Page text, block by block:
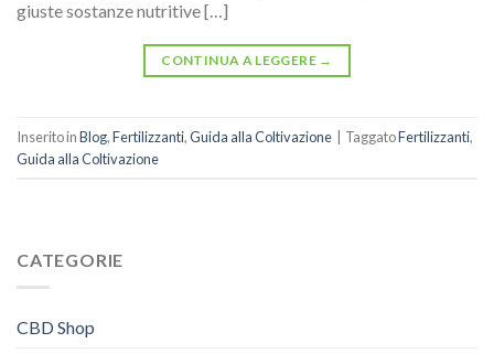
giuste sostanze nutritive […]
CONTINUA A LEGGERE →
Inserito inBlog,Fertilizzanti,Guida alla Coltivazione TaggatoFertilizzanti,
Guida alla Coltivazione
CATEGORIE
CBD Shop